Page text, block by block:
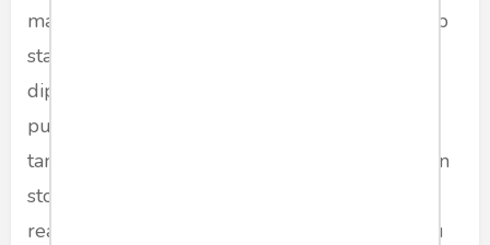
mampu menjaga pasokan pupuk nasional tetap
stabil. Distribusi pupuk bersubsidi pun terus
diperluas sehingga petani dapat memperoleh
pupuk tepat waktu sesuai kebutuhan musim
tanam. Kementerian Pertanian juga memastikan
stok pupuk bersubsidi tetap aman dengan
realisasi penyaluran mencapai 4,8 juta ton atau